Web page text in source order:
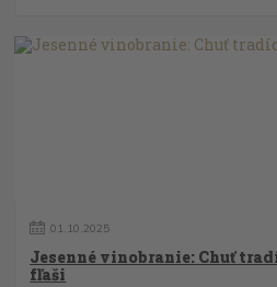
01. 10.2025
Jesenné vinobranie: Chuť
fľaši